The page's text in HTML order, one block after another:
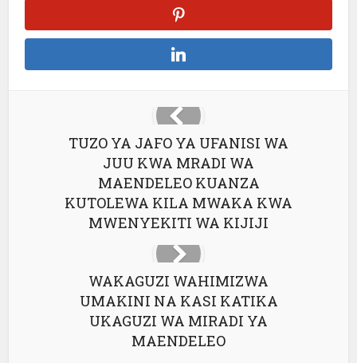
TUZO YA JAFO YA UFANISI WA
JUU KWA MRADI WA
MAENDELEO KUANZA
KUTOLEWA KILA MWAKA KWA
MWENYEKITI WA KIJIJI
WAKAGUZI WAHIMIZWA
UMAKINI NA KASI KATIKA
UKAGUZI WA MIRADI YA
MAENDELEO